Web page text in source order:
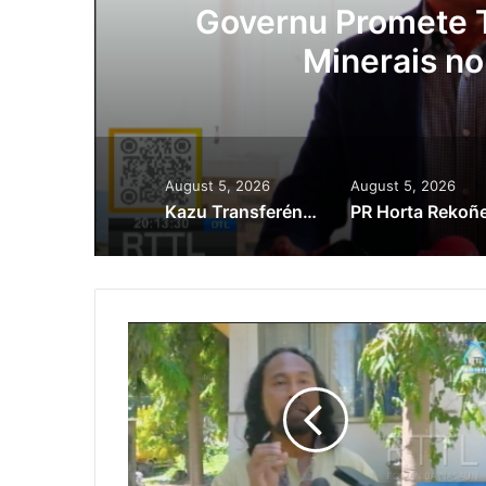
Prioridade ba Setór
August 5, 2026
Kazu Transferénsia Osan Millaun 42 Husi Singapura, Advogadu Sei Halo Rekursu
August 5, 2026